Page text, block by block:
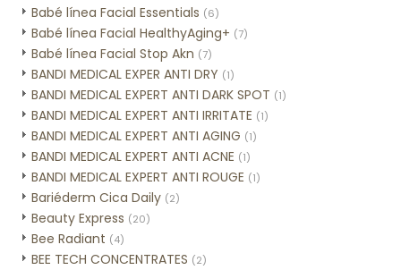
Babé línea Facial Essentials (6)
Babé línea Facial HealthyAging+ (7)
Babé línea Facial Stop Akn (7)
BANDI MEDICAL EXPER ANTI DRY (1)
BANDI MEDICAL EXPERT ANTI DARK SPOT (1)
BANDI MEDICAL EXPERT ANTI IRRITATE (1)
BANDI MEDICAL EXPERT ANTI AGING (1)
BANDI MEDICAL EXPERT ANTI ACNE (1)
BANDI MEDICAL EXPERT ANTI ROUGE (1)
Bariéderm Cica Daily (2)
Beauty Express (20)
Bee Radiant (4)
BEE TECH CONCENTRATES (2)